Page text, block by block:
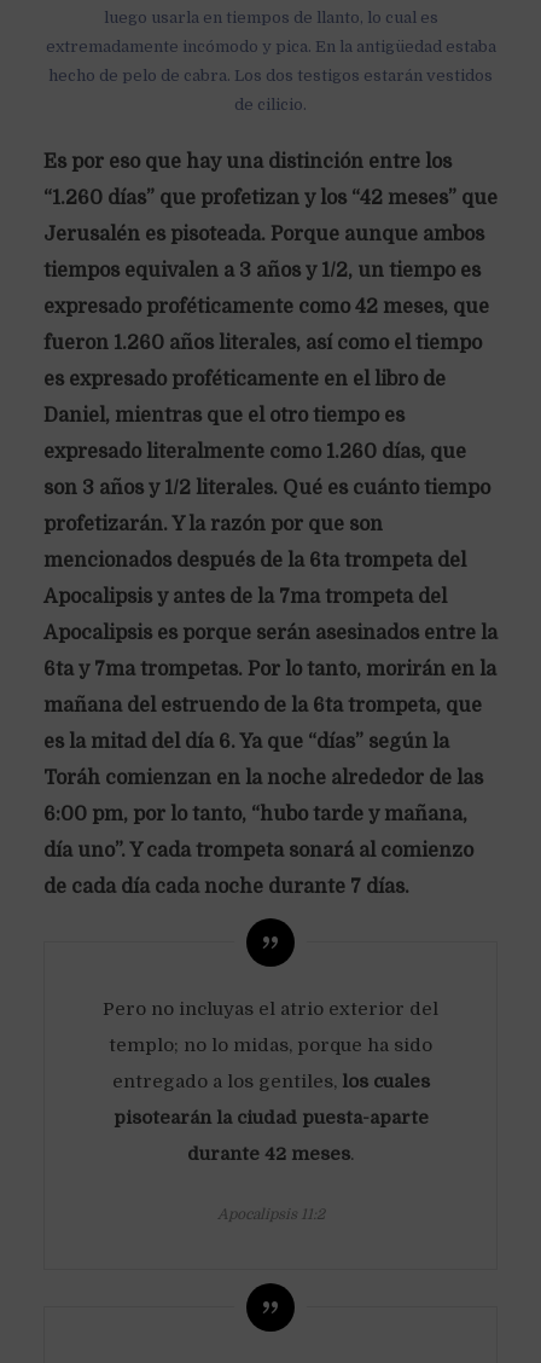
luego usarla en tiempos de llanto, lo cual es
extremadamente incómodo y pica. En la antigüedad estaba
hecho de pelo de cabra. Los dos testigos estarán vestidos
de cilicio.
Es por eso que hay una distinción entre los
“1.260 días” que profetizan y los “42 meses” que
Jerusalén es pisoteada. Porque aunque ambos
tiempos equivalen a 3 años y 1/2, un tiempo es
expresado proféticamente como 42 meses, que
fueron 1.260 años literales, así como el tiempo
es expresado proféticamente en el libro de
Daniel, mientras que el otro tiempo es
expresado literalmente como 1.260 días, que
son 3 años y 1/2 literales. Qué es cuánto tiempo
profetizarán. Y la razón por que son
mencionados después de la 6ta trompeta del
Apocalipsis y antes de la 7ma trompeta del
Apocalipsis es porque serán asesinados entre la
6ta y 7ma trompetas. Por lo tanto, morirán en la
mañana del estruendo de la 6ta trompeta, que
es la mitad del día 6. Ya que “días” según la
Toráh comienzan en la noche alrededor de las
6:00 pm, por lo tanto, “hubo tarde y mañana,
día uno”. Y cada trompeta sonará al comienzo
de cada día cada noche durante 7 días.
Pero no incluyas el atrio exterior del
templo; no lo midas, porque ha sido
entregado a los gentiles, los cuales
pisotearán la ciudad puesta-aparte
durante 42 meses.
Apocalipsis 11:2